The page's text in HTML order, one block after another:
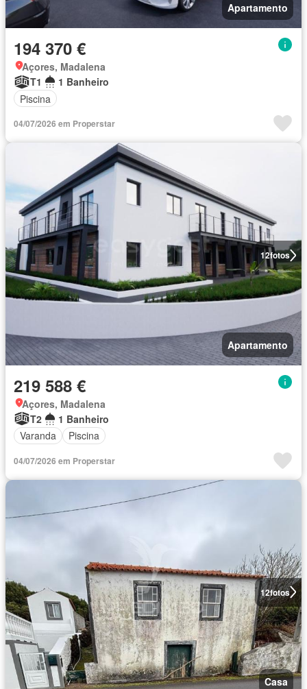
Apartamento
194 370 €
Açores, Madalena
T1
1 Banheiro
Piscina
04/07/2026 em Properstar
12fotos
Apartamento
219 588 €
Açores, Madalena
T2
1 Banheiro
Varanda
Piscina
04/07/2026 em Properstar
12fotos
Casa